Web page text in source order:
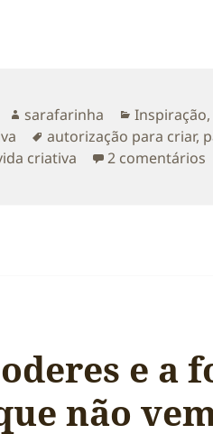
Autor
sarafarinha Categorias
Inspiração,
Etiquetas
autorização para criar,
criativa 2 comentários
e a
não